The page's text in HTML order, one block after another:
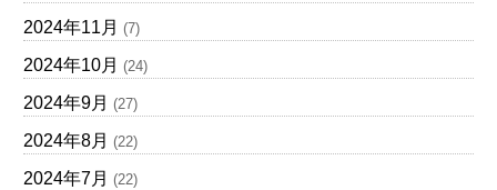
2024年11月 (7)
2024年10月 (24)
2024年9月 (27)
2024年8月 (22)
2024年7月 (22)